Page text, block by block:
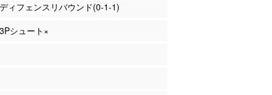
ィフェンスリバウンド(0-1-1)
シュート×